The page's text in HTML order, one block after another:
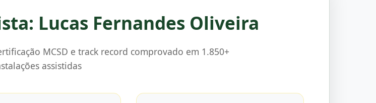
Lucas Fernandes Oliveira
MCSD e track record comprovado em 1.850+
assistidas